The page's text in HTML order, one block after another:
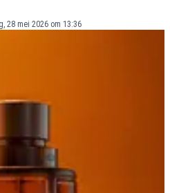
28 mei 2026 om 13:36